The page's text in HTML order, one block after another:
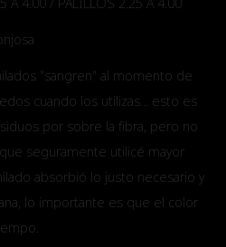
"sangren" al momento de
cuando los utilizas... esto es
por sobre la fibra, pero no
seguramente utilicé mayor
absorbió lo justo necesario y
lo importante es que el color